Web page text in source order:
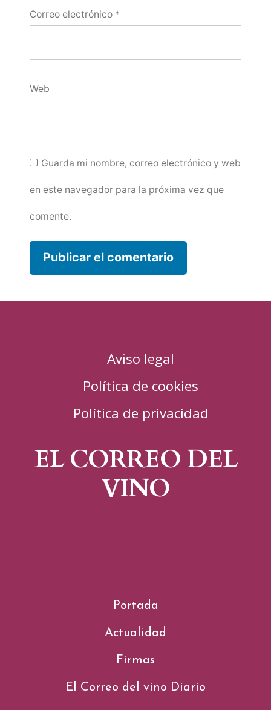
Correo electrónico *
Web
Guarda mi nombre, correo electrónico y web
en este navegador para la próxima vez que
comente.
Aviso legal
Política de cookies
Política de privacidad
EL CORREO DEL
VINO
Portada
Actualidad
Firmas
El Correo del vino Diario